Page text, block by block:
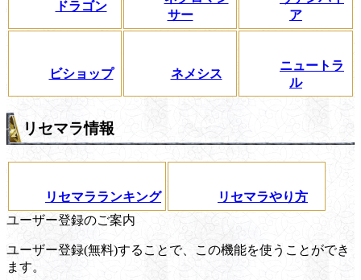
ドラゴン
サー
ア
ビショップ ネメシス
ニュートラ
ル
リセマラ情報
リセマラランキング
リセマラやり方
ユーザー登録のご案内
ユーザー登録(無料)することで、この機能を使うことができ
ます。